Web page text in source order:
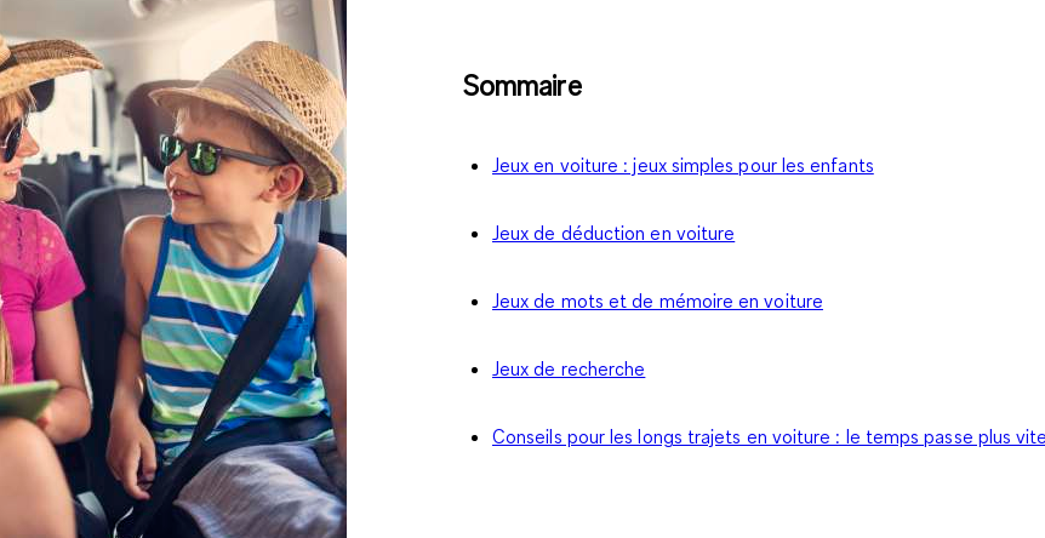
Sommaire
Jeux en voiture : jeux simples pour les enfants
Jeux de déduction en voiture
Jeux de mots et de mémoire en voiture
Jeux de recherche
Conseils pour les longs trajets en voiture : le temps passe plus